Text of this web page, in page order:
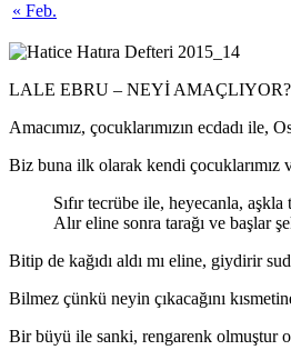
« Feb.
LALE EBRU – NEYİ AMAÇLIYOR?
Amacımız, çocuklarımızın ecdadı
Biz buna ilk olarak kendi çocuklarımız
Sıfır tecrübe ile, heyecanla,
Alır eline sonra tarağı ve başlar
Bitip de kağıdı aldı mı eline, giydirir
Bilmez çünkü neyin çıkacağını
Bir büyü ile sanki, rengarenk olmuştur